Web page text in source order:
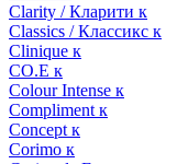
Clarity / Кларити к
Classics / Классикс к
Clinique к
CO.E к
Colour Intense к
Compliment к
Concept к
Corimo к